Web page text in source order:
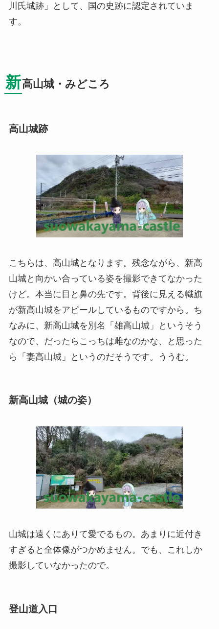
川氏城跡」として、国の史跡に認定されていま
す。
新高山城・みどころ
高山城跡
こちらは、高山城となります。残念ながら、新高
山城と向かい合っている姿を撮影できてなかった
けど。本当に目と鼻の先です。背後に見える幟旗
が新高山城をアピールしているものですから。ち
なみに、新高山城を別名「雄高山城」というそう
なので、だったらこっちは雌なのかな、と思った
ら「妻高山城」というのだそうです。ううむ。
新高山城（城の姿）
山城は遠くにありて愛でるもの。あまりに近付き
すぎると全体像がつかめません。でも、これしか
撮影していなかったので。
登山道入口